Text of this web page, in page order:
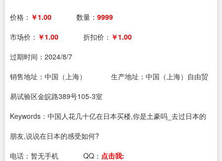
价格： ￥1.00 数量： 9999
市场价： ￥1.00 折扣价： ￥1.00
过期时间： 2024/8/7
销售地址：中国（上海）
生产地址：中国（上海）自由贸
易试验区金皖路389号105-3室
Keywords：中国人花几十亿在日本买楼,你是土豪吗_去过日本的
朋友,说说在日本的感受如何?
电话： 暂无手机 QQ： 点击我: